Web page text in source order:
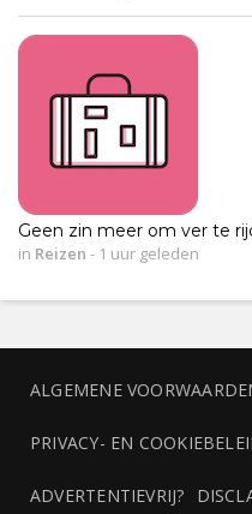
Geen zin meer om ver te
in Reizen - 1 uur geleden
ALGEMENE
PRIVACY- EN
ADVERTENTIEVRIJ?